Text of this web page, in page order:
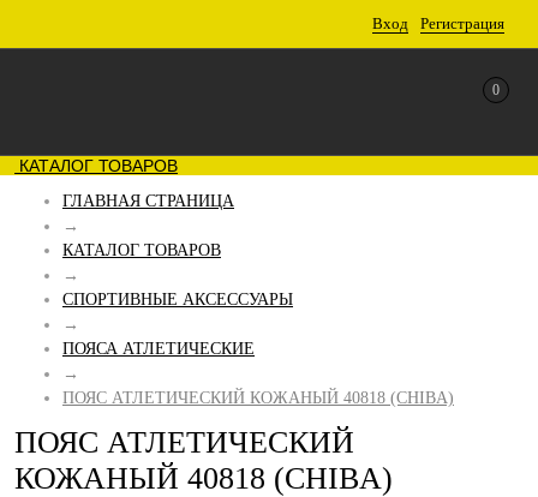
Вход Регистрация
0
КАТАЛОГ ТОВАРОВ
ГЛАВНАЯ СТРАНИЦА
→
КАТАЛОГ ТОВАРОВ
→
СПОРТИВНЫЕ АКСЕССУАРЫ
→
ПОЯСА АТЛЕТИЧЕСКИЕ
→
ПОЯС АТЛЕТИЧЕСКИЙ КОЖАНЫЙ 40818 (CHIBA)
ПОЯС АТЛЕТИЧЕСКИЙ
КОЖАНЫЙ 40818 (CHIBA)